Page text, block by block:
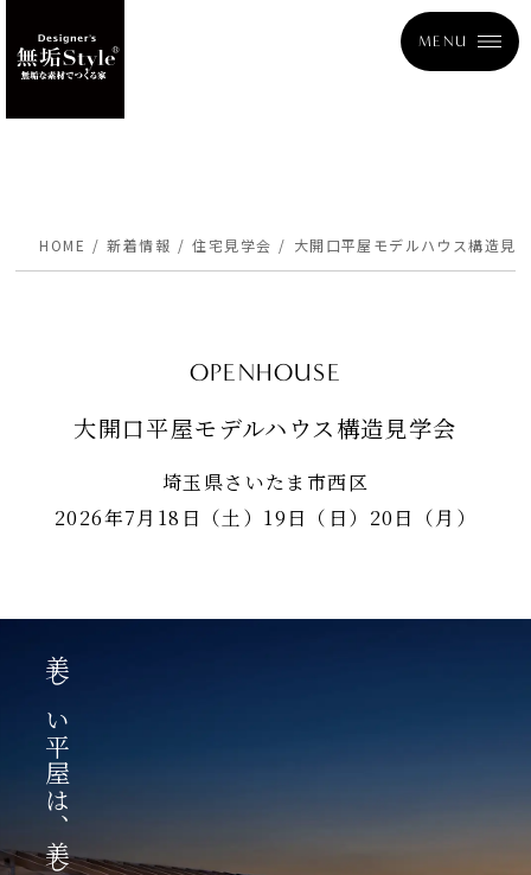
MENU
HOME 新着情報 住宅見学会 大開口平屋モデルハウス構造見
OPENHOUSE
大開口平屋モデルハウス構造見学会
埼玉県さいたま市西区
2026年7月18日（土）19日（日）20日（月）